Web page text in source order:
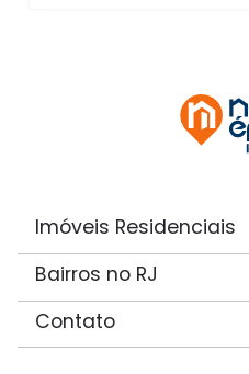
Imóveis Residenciais
Bairros no RJ
Contato